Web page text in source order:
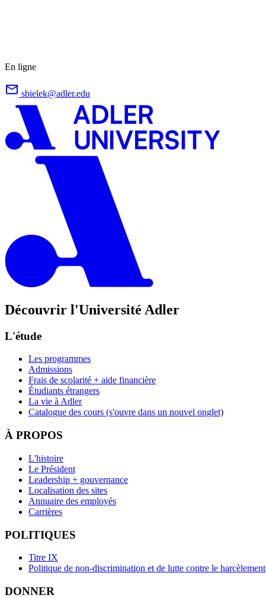
En ligne
sbielek@adler.edu
Découvrir l'Université Adler
L'étude
Les programmes
Admissions
Frais de scolarité + aide financière
Étudiants étrangers
La vie à Adler
Catalogue des cours (s'ouvre dans un nouvel onglet)
À PROPOS
L'histoire
Le Président
Leadership + gouvernance
Localisation des sites
Annuaire des employés
Carrières
POLITIQUES
Titre IX
Politique de non-discrimination et de lutte contre le harcèlement
DONNER